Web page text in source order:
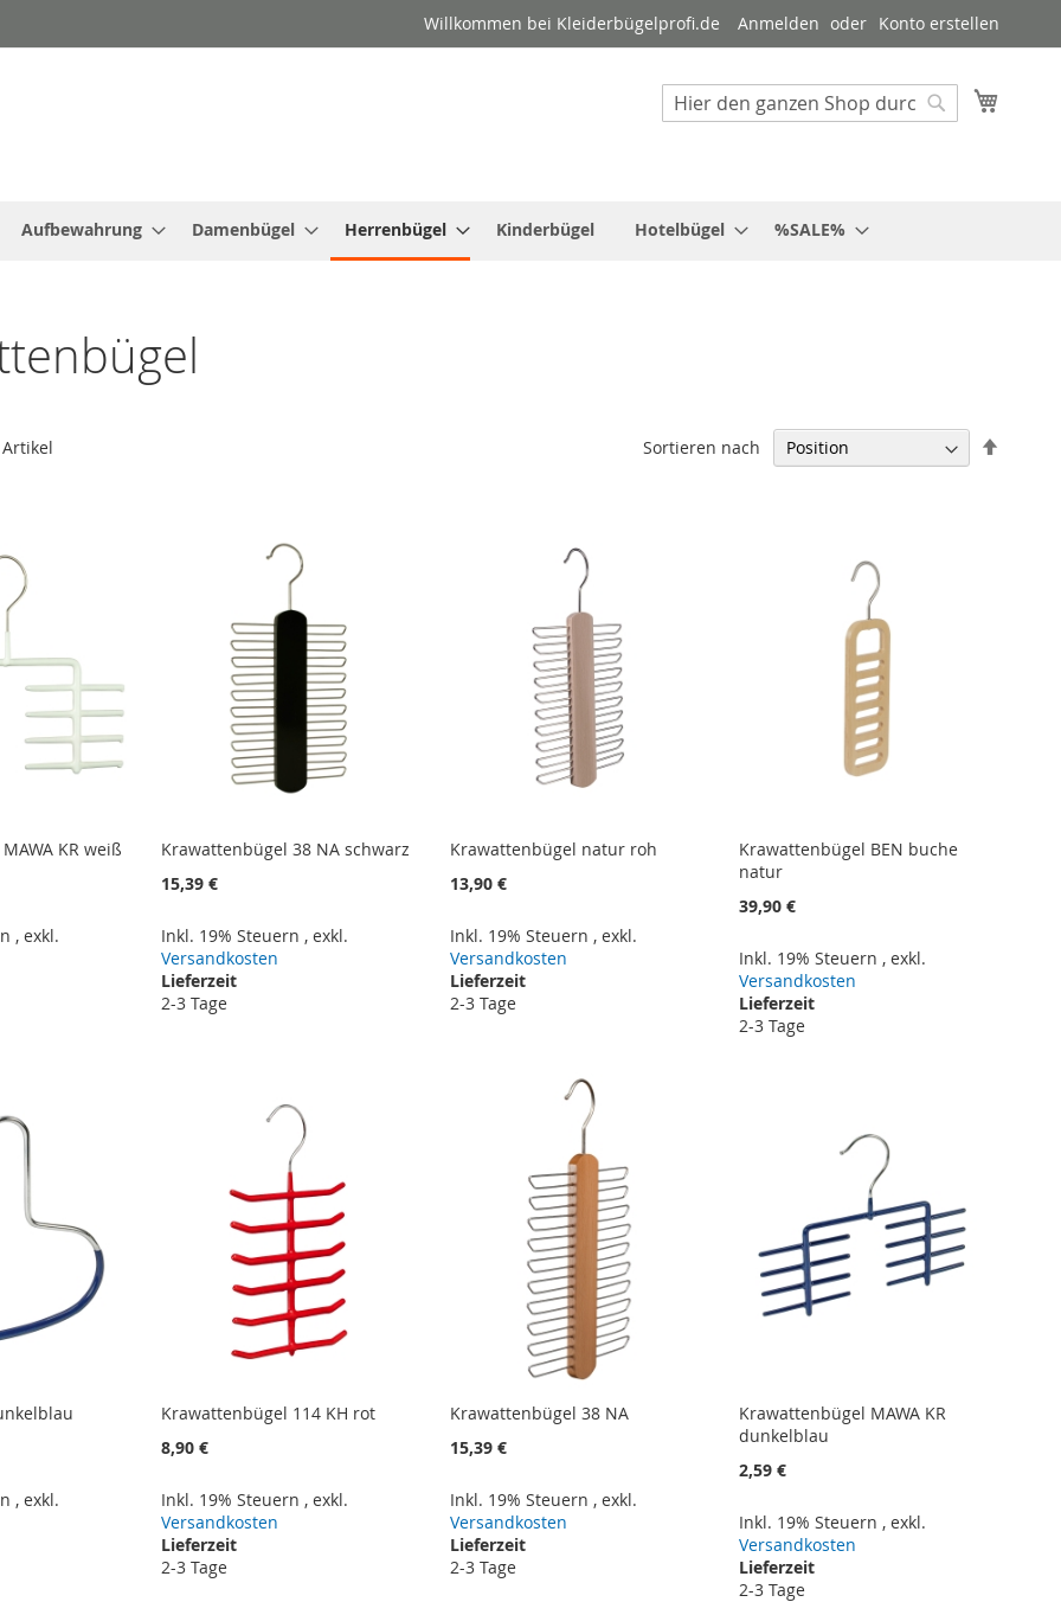
Willkommen bei Kleiderbügelprofi.de Anmelden Konto erstellen
Suche
Aufbewahrung Damenbügel Herrenbügel Kinderbügel Hotelbügel %SALE%
Artikel Sortieren nach
KR weiß
,exkl.
Krawattenbügel 38 NA schwarz
15,39 €
Inkl. 19% Steuern ,exkl.
Versandkosten
Lieferzeit
2-3 Tage
Krawattenbügel natur roh
13,90 €
Inkl. 19% Steuern ,exkl.
Versandkosten
Lieferzeit
2-3 Tage
Krawattenbügel BEN buche
natur
39,90 €
Inkl. 19% Steuern ,exkl.
Versandkosten
Lieferzeit
2-3 Tage
,exkl.
Krawattenbügel 114 KH rot
8,90 €
Inkl. 19% Steuern ,exkl.
Versandkosten
Lieferzeit
2-3 Tage
Krawattenbügel 38 NA
15,39 €
Inkl. 19% Steuern ,exkl.
Versandkosten
Lieferzeit
2-3 Tage
Krawattenbügel MAWA KR
dunkelblau
2,59 €
Inkl. 19% Steuern ,exkl.
Versandkosten
Lieferzeit
2-3 Tage